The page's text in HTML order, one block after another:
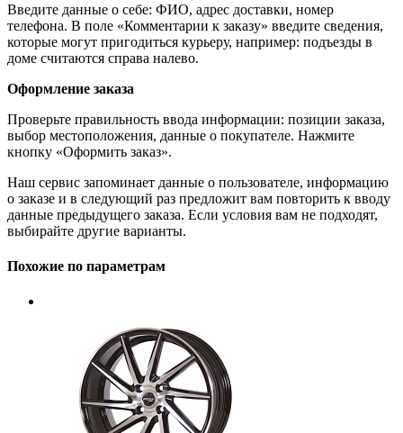
Введите данные о себе: ФИО, адрес доставки, номер
телефона. В поле «Комментарии к заказу» введите сведения,
которые могут пригодиться курьеру, например: подъезды в
доме считаются справа налево.
Оформление заказа
Проверьте правильность ввода информации: позиции заказа,
выбор местоположения, данные о покупателе. Нажмите
кнопку «Оформить заказ».
Наш сервис запоминает данные о пользователе, информацию
о заказе и в следующий раз предложит вам повторить к вводу
данные предыдущего заказа. Если условия вам не подходят,
выбирайте другие варианты.
Похожие по параметрам